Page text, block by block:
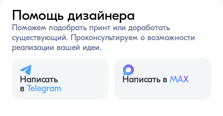
Помощь дизайнера
Поможем подобрать принт или доработать
существующий. Проконсультируем о возможности
реализации вашей идеи.
Написать
в Telegram
Написать в MAX